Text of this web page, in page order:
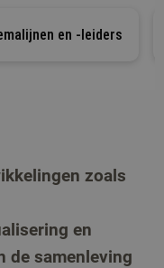
en -leiders
zoals
en
de samenleving